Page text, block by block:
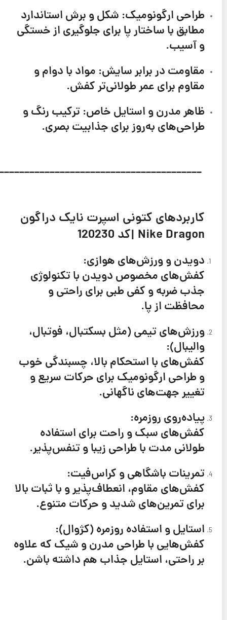
طراحی ارگونومیک: شکل و برش استاندارد
مطابق با ساختار پا برای جلوگیری از خستگی
و آسیب.
مقاومت در برابر سایش: مواد با دوام و
مقاوم برای عمر طولانی‌تر کفش.
ظاهر مدرن و استایل خاص: ترکیب رنگ و
طراحی‌های به‌روز برای جذابیت بصری.
کاربردهای کتونی اسپرت نایک دراگون
Nike Dragon |كد 120230
دویدن و ورزش‌های هوازی:
کفش‌های مخصوص دویدن با تکنولوژی
جذب ضربه و کفی طبی برای راحتی و
محافظت از پا.
ورزش‌های تیمی (مثل بسکتبال، فوتبال،
والیبال):
کفش‌های با استحکام بالا، چسبندگی خوب
و طراحی ارگونومیک برای حرکات سریع و
تغییر جهت‌های ناگهانی.
پیاده‌روی روزمره:
کفش‌های سبک و راحت برای استفاده
طولانی مدت با طراحی زیبا و تنفس‌پذیر.
تمرینات باشگاهی و کراس‌فیت:
کفش‌های مقاوم، انعطاف‌پذیر و با ثبات بالا
برای تمرین‌های شدید و حرکات متنوع.
استایل و استفاده روزمره (کژوال):
کفش‌هایی با طراحی مدرن و شیک که علاوه
بر راحتی، استایل جذاب هم داشته باشن.